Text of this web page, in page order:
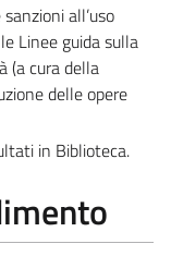
all’uso
Linee guida sulla
(a cura della
delle opere
in Biblioteca.